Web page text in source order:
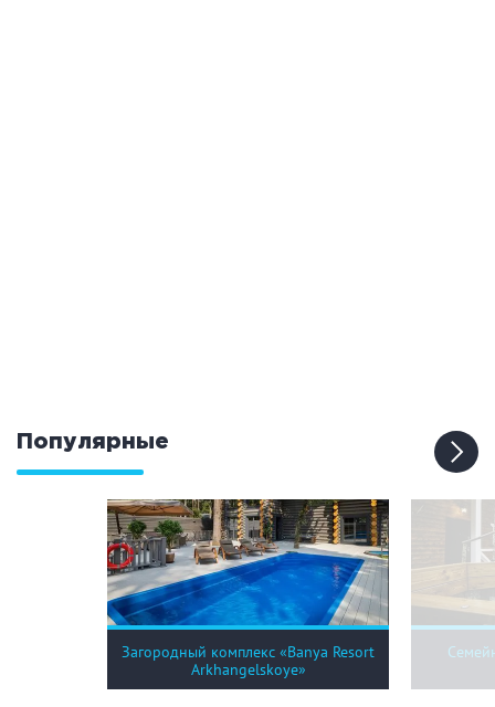
Популярные
Загородный комплекс «Banya Resort
Arkhangelskoye»